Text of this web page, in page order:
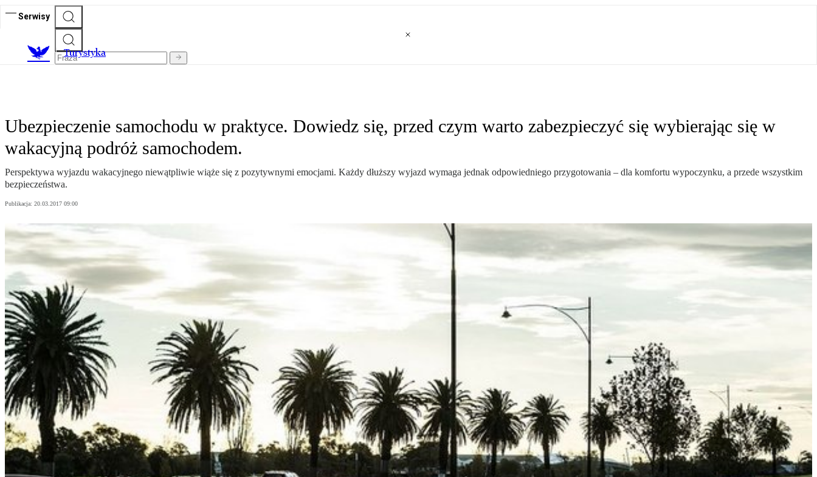
Serwisy
Turystyka
Ubezpieczenie samochodu w praktyce. Dowiedz się, przed czym warto zabezpieczyć się wybierając się w
wakacyjną podróż samochodem.
Perspektywa wyjazdu wakacyjnego niewątpliwie wiąże się z pozytywnymi emocjami. Każdy dłuższy wyjazd wymaga jednak odpowiedniego przygotowania – dla komfortu wypoczynku, a przede wszystkim
bezpieczeństwa.
Publikacja: 20.03.2017 09:00